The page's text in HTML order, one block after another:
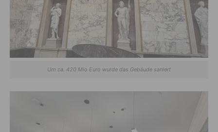
Um ca. 420 Mio Euro wurde das Gebäude saniert